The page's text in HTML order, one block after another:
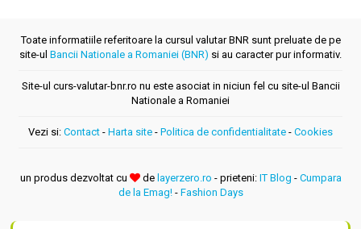
Toate informatiile referitoare la cursul valutar BNR sunt preluate de pe
site-ul Bancii Nationale a Romaniei (BNR) si au caracter pur informativ.
Site-ul curs-valutar-bnr.ro nu este asociat in niciun fel cu site-ul Bancii
Nationale a Romaniei
Vezi si: Contact - Harta site - Politica de confidentialitate - Cookies
un produs dezvoltat cu de layerzero.ro - prieteni: IT Blog - Cumpara
de la Emag!- Fashion Days